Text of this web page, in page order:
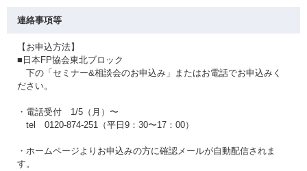
連絡事項等
【お申込方法】
■日本FP協会東北ブロック
下の「セミナー&相談会のお申込み」またはお電話でお申込みく
ださい。
・電話受付 1/5（月）〜
tel 0120-874-251（平日9：30〜17：00）
・ホームページよりお申込みの方に確認メールが自動配信されま
す。